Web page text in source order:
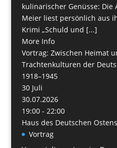
kulinarischer Genüsse: Die
Meier liest persönlich aus
Krimi „Schuld und [...]
More Info
Vortrag: Zwischen Heimat
Trachtenkulturen der
1918–1945
30 Juli
30.07.2026
19:00 - 22:00
Haus des Deutschen Ostens
Vortrag